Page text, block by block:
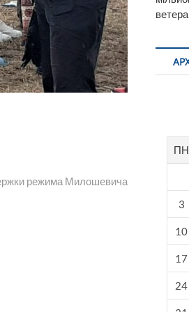
режима Милошевича
ПН
3
10
17
24